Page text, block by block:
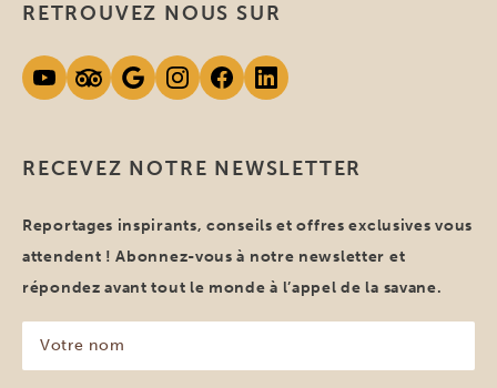
RECEVEZ NOTRE NEWSLETTER
Reportages inspirants, conseils et offres exclusives vous
attendent ! Abonnez-vous à notre newsletter et
répondez avant tout le monde à l’appel de la savane.
nom
(Nécessaire)
RETROUVEZ NOUS SUR